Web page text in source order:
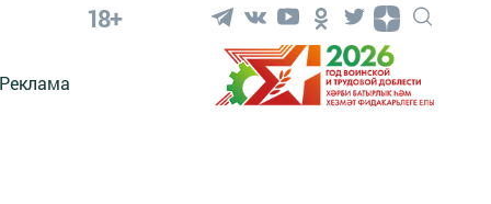
18+
Реклама